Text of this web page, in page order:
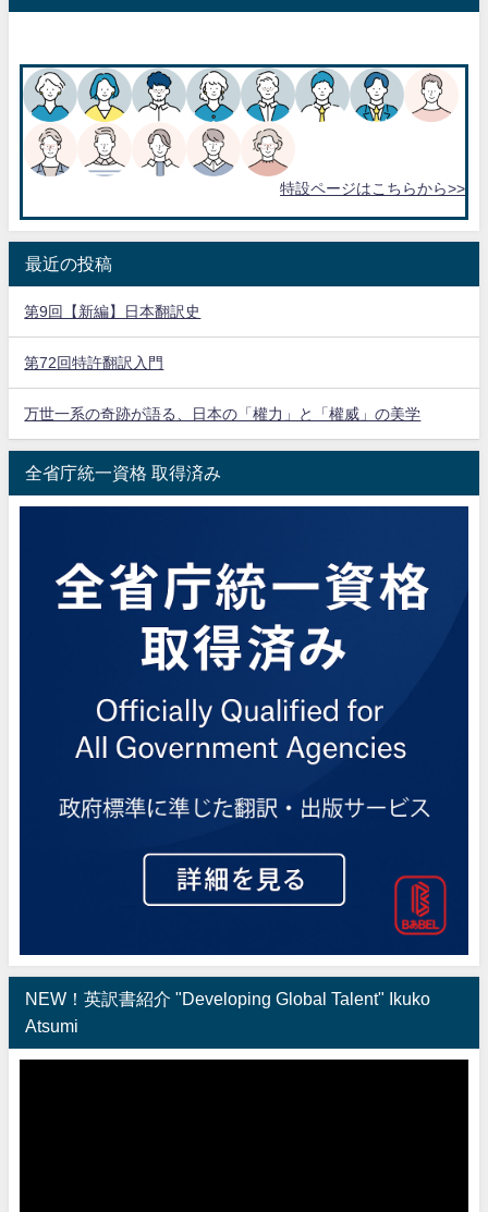
特設ページはこちらから>>
最近の投稿
第9回【新編】日本翻訳史
第72回特許翻訳入門
万世一系の奇跡が語る、日本の「權力」と「權威」の美学
全省庁統一資格 取得済み
NEW！英訳書紹介 "Developing Global Talent" Ikuko
Atsumi